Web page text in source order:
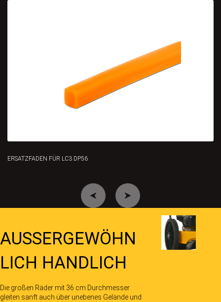
ERSATZFADEN FÜR LC3 DP56
AUSSERGEWÖHN
LICH HANDLICH
Die großen Räder mit 36 cm Durchmesser
gleiten sanft auch über unebenes Gelände und